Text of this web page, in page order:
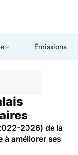
Émissions
2026) de la
à améliorer ses